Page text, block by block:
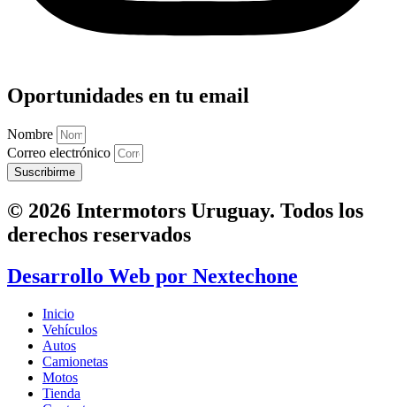
Oportunidades en tu email
Nombre
Correo electrónico
Suscribirme
© 2026 Intermotors Uruguay. Todos los
derechos reservados
Desarrollo Web por Nextechone
Inicio
Vehículos
Autos
Camionetas
Motos
Tienda